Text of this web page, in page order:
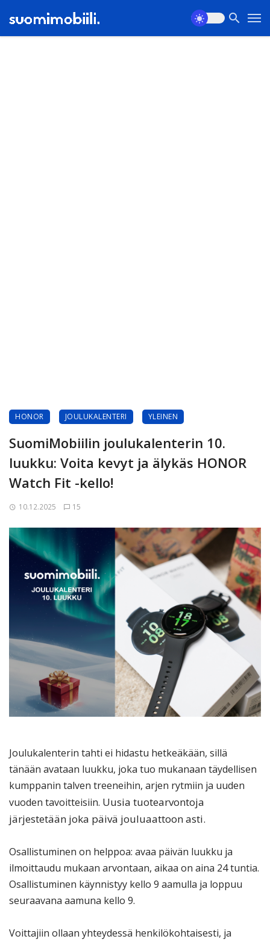
HONOR JOULUKALENTERI YLEINEN
SuomiMobiilin joulukalenterin 10.
luukku: Voita kevyt ja älykäs HONOR
Watch Fit -kello!
10.12.2025 15
Joulukalenterin tahti ei hidastu hetkeäkään, sillä
tänään avataan luukku, joka tuo mukanaan täydellisen
kumppanin talven treeneihin, arjen rytmiin ja uuden
vuoden tavoitteisiin. Uusia tuotearvontoja
järjestetään joka päivä jouluaattoon asti.
Osallistuminen on helppoa: avaa päivän luukku ja
ilmoittaudu mukaan arvontaan, aikaa on aina 24 tuntia.
Osallistuminen käynnistyy kello 9 aamulla ja loppuu
seuraavana aamuna kello 9.
Voittajiin ollaan yhteydessä henkilökohtaisesti, ja